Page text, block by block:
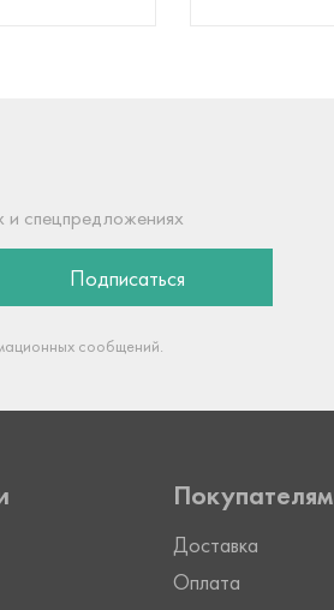
и спецпредложениях
Подписаться
сообщений.
Покупателям
Доставка
Оплата